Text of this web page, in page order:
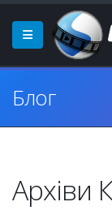
Блог
Архіви